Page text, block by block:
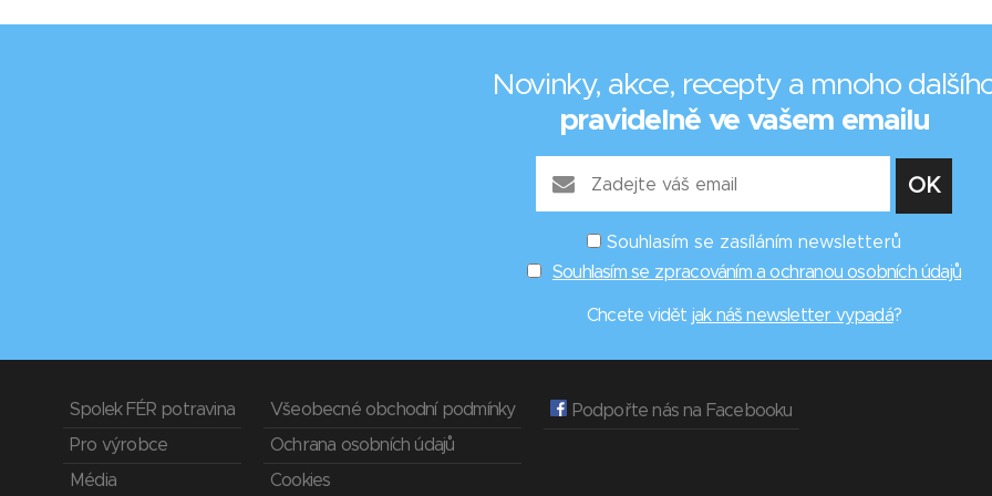
Novinky, akce, recepty a mnoho
pravidelně ve vašem emailu
Souhlasím se zasíláním newsletterů
Souhlasím se zpracováním a ochranou osobních údajů
Chcete vidět jak náš newsletter vypadá?
Spolek FÉR potravina
Pro výrobce
Média
Všeobecné obchodní podmínky
Ochrana osobních údajů
Cookies
Podpořte nás na Facebooku